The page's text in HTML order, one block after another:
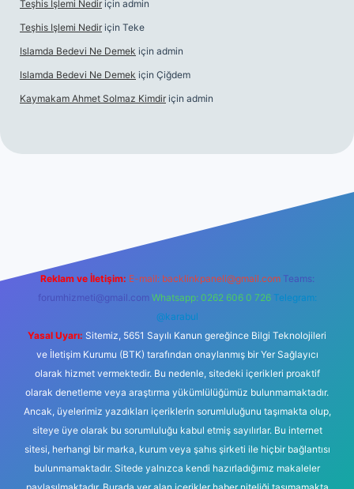
Teşhis Işlemi Nedir için admin
Teşhis Işlemi Nedir için Teke
Islamda Bedevi Ne Demek için admin
Islamda Bedevi Ne Demek için Çiğdem
Kaymakam Ahmet Solmaz Kimdir için admin
Reklam ve İletişim: E-mail: backlinkpaneli@gmail.com Teams:
forumhizmeti@gmail.com Whatsapp: 0262 606 0 726 Telegram:
@karabul
Yasal Uyarı: Sitemiz, 5651 Sayılı Kanun gereğince Bilgi Teknolojileri
ve İletişim Kurumu (BTK) tarafından onaylanmış bir Yer Sağlayıcı
olarak hizmet vermektedir. Bu nedenle, sitedeki içerikleri proaktif
olarak denetleme veya araştırma yükümlülüğümüz bulunmamaktadır.
Ancak, üyelerimiz yazdıkları içeriklerin sorumluluğunu taşımakta olup,
siteye üye olarak bu sorumluluğu kabul etmiş sayılırlar. Bu internet
sitesi, herhangi bir marka, kurum veya şahıs şirketi ile hiçbir bağlantısı
bulunmamaktadır. Sitede yalnızca kendi hazırladığımız makaleler